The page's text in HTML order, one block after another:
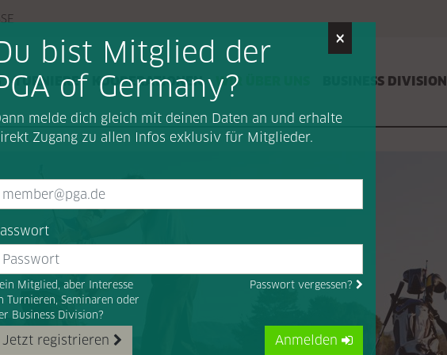
TURNIERE KOOPERATIONEN WIR ÜBER UNS BUSINESS DIVISION
×
bist Mitglied der
of Germany?
melde dich gleich mit deinen Daten an und erhalte
Zugang zu allen Infos exklusiv für Mitglieder.
Mitglied, aber Interesse
Turnieren, Seminaren oder
Business Division?
Passwort vergessen?
Jetzt registrieren Anmelden